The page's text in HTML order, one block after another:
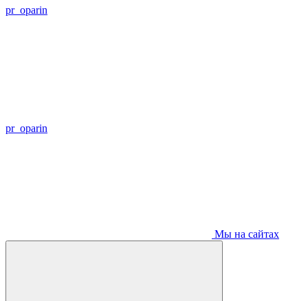
pr_oparin
pr_oparin
Мы на сайтах